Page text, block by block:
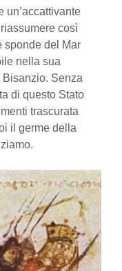
un’accattivante
così
sponde del Mar
nella sua
Senza
di questo Stato
trascurata
il germe della